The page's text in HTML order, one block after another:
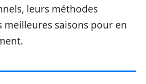
leurs méthodes
meilleures saisons pour en